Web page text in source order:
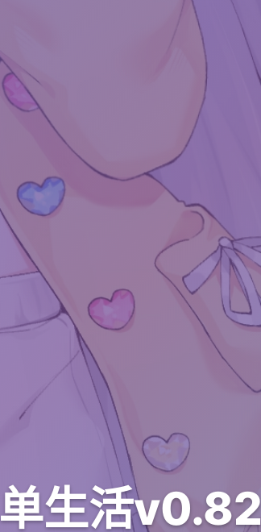
生活v0.82